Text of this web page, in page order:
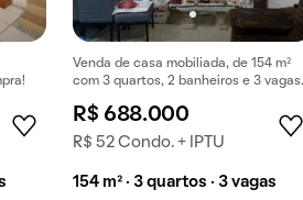
Venda de casa mobiliada, de 154 m²
com 3 quartos, 2 banheiros e 3 vagas
R$ 688.000
R$ 52 Condo. + IPTU
154 m² · 3 quartos · 3 vagas